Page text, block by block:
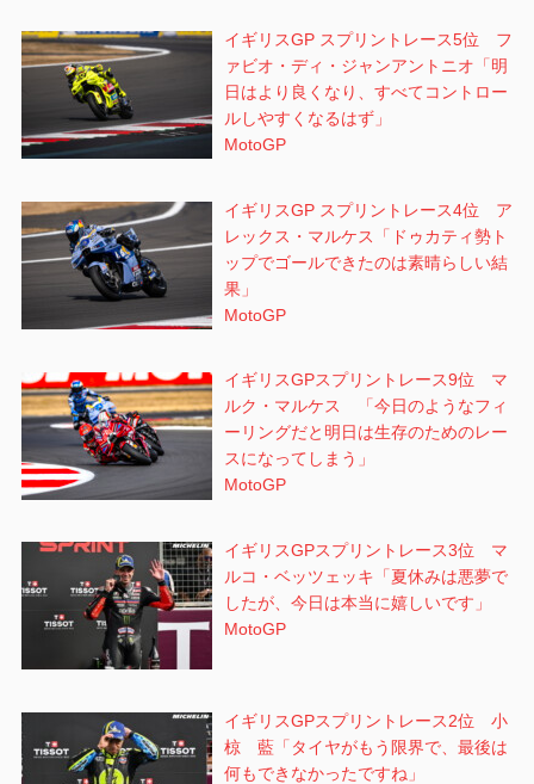
イギリスGP スプリントレース5位 フ
ァビオ・ディ・ジャンアントニオ「明
日はより良くなり、すべてコントロー
ルしやすくなるはず」
MotoGP
イギリスGP スプリントレース4位 ア
レックス・マルケス「ドゥカティ勢ト
ップでゴールできたのは素晴らしい結
果」
MotoGP
イギリスGPスプリントレース9位 マ
ルク・マルケス 「今日のようなフィ
ーリングだと明日は生存のためのレー
スになってしまう」
MotoGP
イギリスGPスプリントレース3位 マ
ルコ・ベッツェッキ「夏休みは悪夢で
したが、今日は本当に嬉しいです」
MotoGP
イギリスGPスプリントレース2位 小
椋 藍「タイヤがもう限界で、最後は
何もできなかったですね」